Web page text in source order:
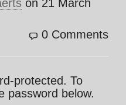
on 21 March
0 Comments
protected. To
password below.